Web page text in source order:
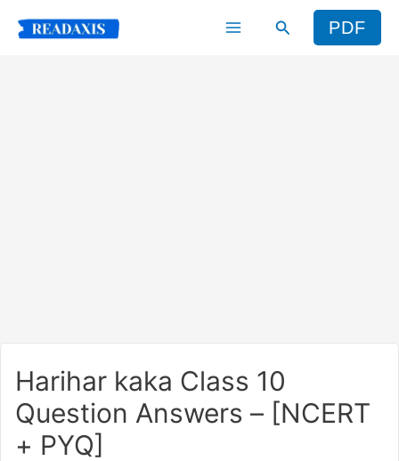
Search PDF
Harihar kaka Class 10
Question Answers – [NCERT
+ PYQ]